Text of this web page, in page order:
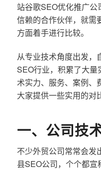
站谷歌SEO优化推广
信赖的合作伙伴，就需
方面着手进行比较。
从专业技术角度出发，
SEO行业，积累了大
术实力、服务、案例、
大家提供一些实用的对
一、公司技
不少外贸公司常常会发
县SEO公司，个个都